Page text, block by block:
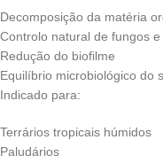
Decomposição da matéria
Controlo natural de fungos
Redução do biofilme
Equilíbrio microbiológico do
Indicado para:
Terrários tropicais húmidos
Paludários